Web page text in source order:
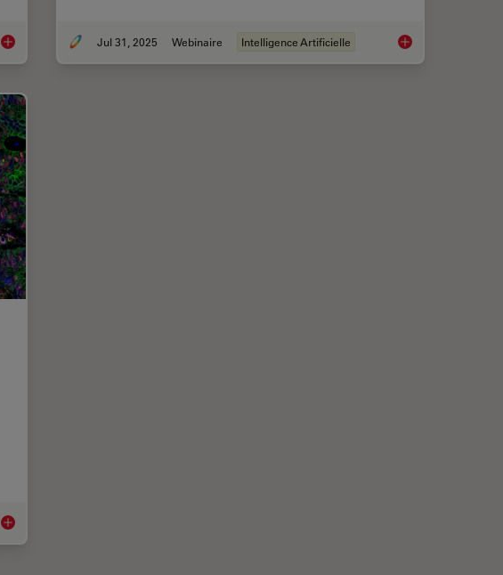
Volume EM and AI Image Analysis
Jul 31, 2025 Webinaire Intelligence Artificielle Development and
Multiplexed Imaging Reveals Tumor Immune Landscape in Colon Cancer